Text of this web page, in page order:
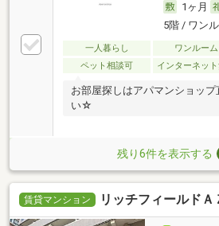
1ヶ月
5階 / ワン
一人暮らし ワンルーム
ペット相談可
インターネッ
お部屋探しはアパマンショップ
い☆
残り6件を表示する
賃貸マンション リッチフィールドＡ